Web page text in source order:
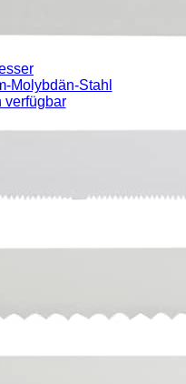
Molybdän-Stahl
verfügbar